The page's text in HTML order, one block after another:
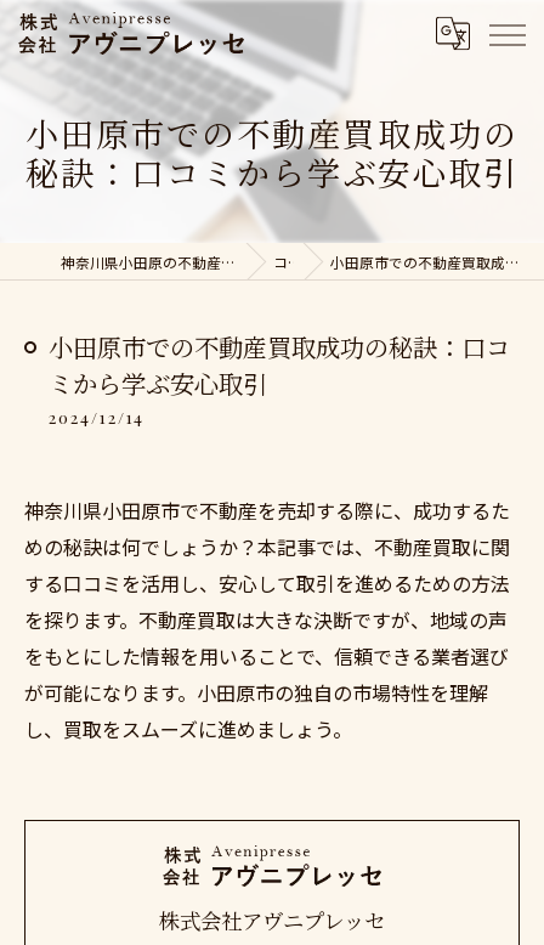
小田原市での不動産買取成功の
秘訣：口コミから学ぶ安心取引
神奈川県小田原の不動産売却なら株式会社アヴニプレッセ コラム 小田原市での不動産買取成功の秘訣：口コミから学ぶ安心取引
小田原市での不動産買取成功の秘訣：口コ
ミから学ぶ安心取引
2024/12/14
神奈川県小田原市で不動産を売却する際に、成功するた
めの秘訣は何でしょうか？本記事では、不動産買取に関
する口コミを活用し、安心して取引を進めるための方法
を探ります。不動産買取は大きな決断ですが、地域の声
をもとにした情報を用いることで、信頼できる業者選び
が可能になります。小田原市の独自の市場特性を理解
し、買取をスムーズに進めましょう。
株式会社アヴニプレッセ